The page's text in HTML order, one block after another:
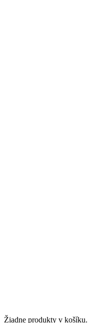
Žiadne produkty v košíku.